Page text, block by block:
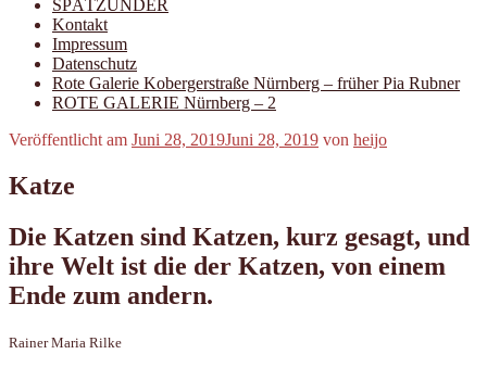
SPÄTZÜNDER
Kontakt
Impressum
Datenschutz
Rote Galerie Kobergerstraße Nürnberg – früher Pia Rubner
ROTE GALERIE Nürnberg – 2
Veröffentlicht am Juni 28, 2019Juni 28, 2019 von heijo
Katze
Die Katzen sind Katzen, kurz gesagt, und
ihre Welt ist die der Katzen, von einem
Ende zum andern.
Rainer Maria Rilke